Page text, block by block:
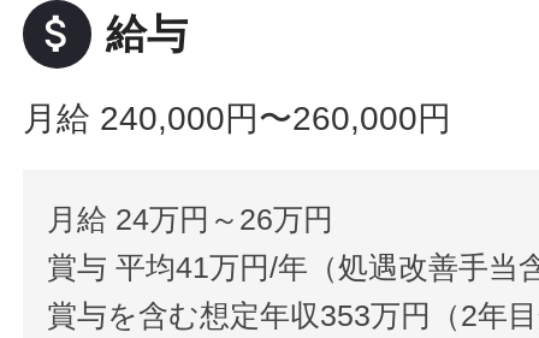
attach_money 給与
月給 240,000円〜260,000円
月給 24万円～26万円
賞与 平均41万円/年（処遇改善手当
賞与を含む想定年収353万円（2年